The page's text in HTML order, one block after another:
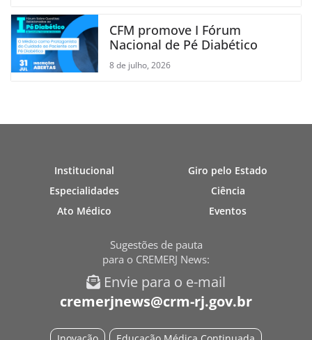
CFM promove I Fórum
Nacional de Pé Diabético
8 de julho, 2026
Institucional
Especialidades
Ato Médico
Giro pelo Estado
Ciência
Eventos
Sugestões de pauta
para o CREMERJ News:
Envie para o e-mail
cremerjnews@crm-rj.gov.br